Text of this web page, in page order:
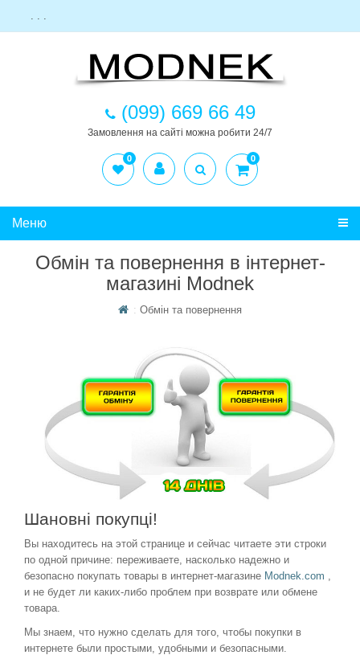
. . .
(099) 669 66 49
Замовлення на сайті можна робити 24/7
0 0
Меню
Обмін та повернення в інтернет-
магазині Modnek
Обмін та повернення
Шановні покупці!
Вы находитесь на этой странице и сейчас читаете эти строки
по одной причине: переживаете, насколько надежно и
безопасно покупать товары в интернет-магазине Modnek.com ,
и не будет ли каких-либо проблем при возврате или обмене
товара.
Мы знаем, что нужно сделать для того, чтобы покупки в
интернете были простыми, удобными и безопасными.